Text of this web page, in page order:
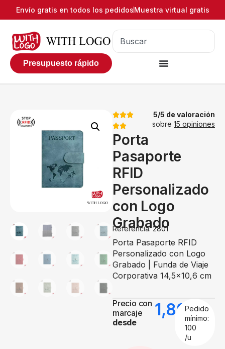
Envío gratis en todos los pedidosMuestra virtual gratis
Presupuesto rápido
5/5 de valoración
sobre 15 opiniones
Porta
Pasaporte
RFID
Personalizado
con Logo
Grabado
Referencia: 2801
Porta Pasaporte RFID
Personalizado con Logo
Grabado | Funda de Viaje
Corporativa 14,5×10,6 cm
Precio con
marcaje
desde
1,89€
Pedido
mínimo:
100
/u